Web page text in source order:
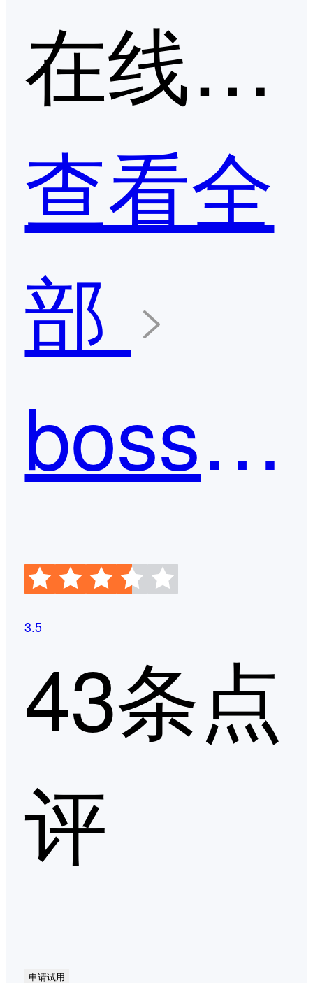
在线求职招聘平台第二季度口碑产品
查看全
部
boss直聘
3.5
43条点
评
申请试用